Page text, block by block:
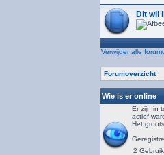
Dit wil
Verwijder alle
Forumoverzicht
Wie is er online
Er zijn in
actief
Het
2